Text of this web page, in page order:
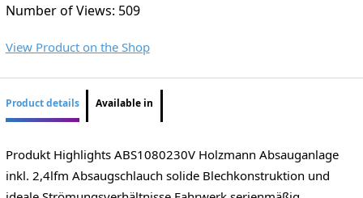
Number of Views: 509
View Product on the Shop
Product details Available in
Produkt Highlights ABS1080230V Holzmann Absauganlage
inkl. 2,4lfm Absaugschlauch solide Blechkonstruktion und